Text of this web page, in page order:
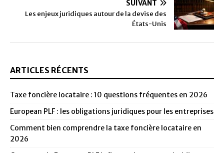
SUIVANT
Les enjeux juridiques autour de la devise des
États-Unis
ARTICLES RÉCENTS
Taxe foncière locataire : 10 questions fréquentes en 2026
European PLF : les obligations juridiques pour les entreprises
Comment bien comprendre la taxe foncière locataire en
2026